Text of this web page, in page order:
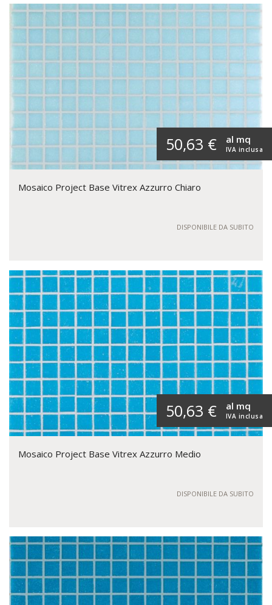
50,63 € IVA inclusa
al mq
Mosaico Project Base Vitrex Azzurro Chiaro
DISPONIBILE DA SUBITO
50,63 € IVA inclusa
al mq
Mosaico Project Base Vitrex Azzurro Medio
DISPONIBILE DA SUBITO